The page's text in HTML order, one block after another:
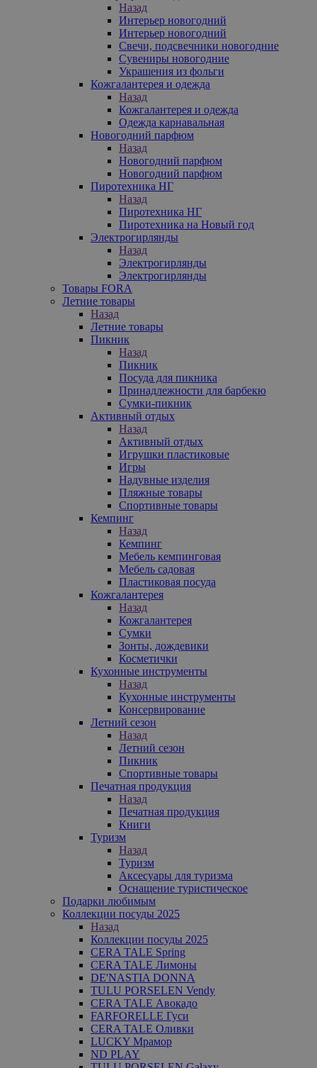
Назад
Интерьер новогодний
Интерьер новогодний
Свечи, подсвечники новогодние
Сувениры новогодние
Украшения из фольги
Кожгалантерея и одежда
Назад
Кожгалантерея и одежда
Одежда карнавальная
Новогодний парфюм
Назад
Новогодний парфюм
Новогодний парфюм
Пиротехника НГ
Назад
Пиротехника НГ
Пиротехника на Новый год
Электрогирлянды
Назад
Электрогирлянды
Электрогирлянды
Товары FORA
Летние товары
Назад
Летние товары
Пикник
Назад
Пикник
Посуда для пикника
Принадлежности для барбекю
Сумки-пикник
Активный отдых
Назад
Активный отдых
Игрушки пластиковые
Игры
Надувные изделия
Пляжные товары
Спортивные товары
Кемпинг
Назад
Кемпинг
Мебель кемпинговая
Мебель садовая
Пластиковая посуда
Кожгалантерея
Назад
Кожгалантерея
Сумки
Зонты, дождевики
Косметички
Кухонные инструменты
Назад
Кухонные инструменты
Консервирование
Летний сезон
Назад
Летний сезон
Пикник
Спортивные товары
Печатная продукция
Назад
Печатная продукция
Книги
Туризм
Назад
Туризм
Аксесуары для туризма
Оснащение туристическое
Подарки любимым
Коллекции посуды 2025
Назад
Коллекции посуды 2025
CERA TALE Spring
CERA TALE Лимоны
DE'NASTIA DONNA
TULU PORSELEN Vendy
CERA TALE Авокадо
FARFORELLE Гуси
CERA TALE Оливки
LUCKY Мрамор
ND PLAY